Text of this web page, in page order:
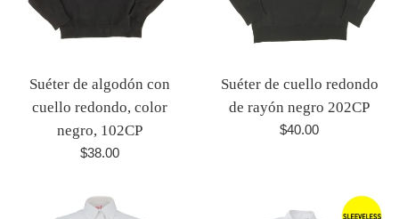
Suéter de algodón con
cuello redondo, color
negro, 102CP
Precio
$38.00
Suéter de cuello redondo
de rayón negro 202CP
Precio
$40.00